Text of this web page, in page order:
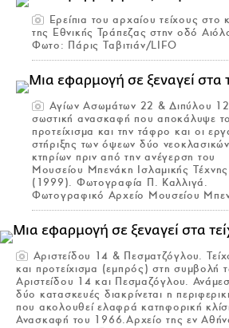
Ερείπια του αρχαίου τείχους στο
της Εθνικής Τράπεζας στην οδό
Φωτο: Πάρις Ταβιτιάν/LIFO
Αγίων Ασωμάτων 22 & Διπύλου
σωστική ανασκαφή που αποκάλυψε το
προτείχισμα και την τάφρο και οι
στήριξης των όψεων δύο νεοκλασικών
κτηρίων πριν από την ανέγερση του
Μουσείου Μπενάκη Ισλαμικής Τέχνης
(1999). Φωτογραφία Π. Καλλιγά.
Φωτογραφικό Αρχείο Μουσείου
Αριστείδου 14 & Πεσματζόγλου.
και προτείχισμα (εμπρός) στη συμβολή
Αριστείδου 14 και Πεσμαζόγλου.
δύο κατασκευές διακρίνεται η
που ακολουθεί ελαφρά κατηφορική
Ανασκαφή του 1966.Αρχείο της εν